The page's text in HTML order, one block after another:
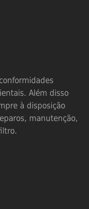
Além disso
à disposição
manutenção,